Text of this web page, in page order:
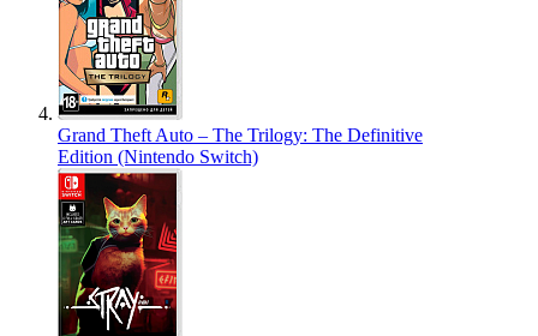
Grand Theft Auto – The Trilogy: The Definitive
Edition (Nintendo Switch)